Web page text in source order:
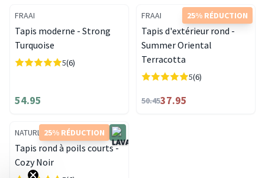
FRAAI
Tapis moderne - Strong
Turquoise
5(6)
54.95
25% RÉDUCTION
FRAAI
Tapis d'extérieur rond -
Summer Oriental
Terracotta
5(6)
50.4537.95
25% RÉDUCTION
NATURL.
Tapis rond à poils courts -
Cozy Noir